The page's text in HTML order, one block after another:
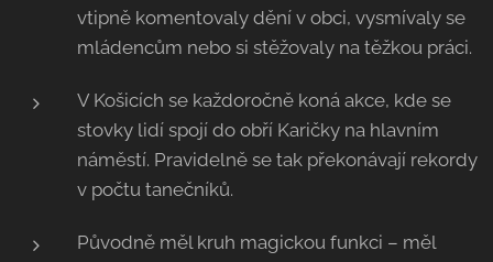
vtipně komentovaly dění v obci, vysmívaly se
mládencům nebo si stěžovaly na těžkou práci.
V Košicích se každoročně koná akce, kde se
stovky lidí spojí do obří Karičky na hlavním
náměstí. Pravidelně se tak překonávají rekordy
v počtu tanečníků.
Původně měl kruh magickou funkci – měl